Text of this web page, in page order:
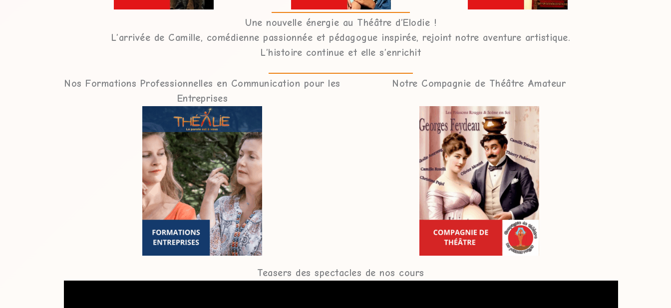
Une nouvelle énergie au Théâtre d’Elodie !
L’arrivée de Camille, comédienne passionnée et pédagogue inspirée, rejoint notre aventure artistique.
L’histoire continue et elle s’enrichit
Nos Formations Professionnelles en Communication pour les
Entreprises
Notre Compagnie de Théâtre Amateur
Teasers des spectacles de nos cours